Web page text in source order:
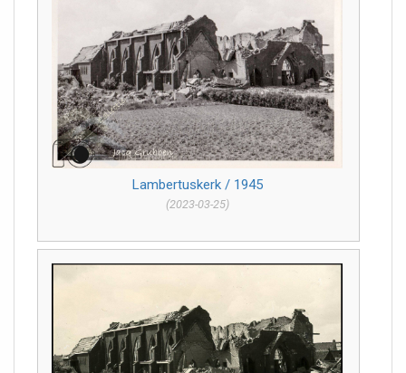
Lambertuskerk / 1945
(2023-03-25)